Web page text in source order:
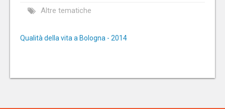
Altre tematiche
Qualità della vita a Bologna - 2014